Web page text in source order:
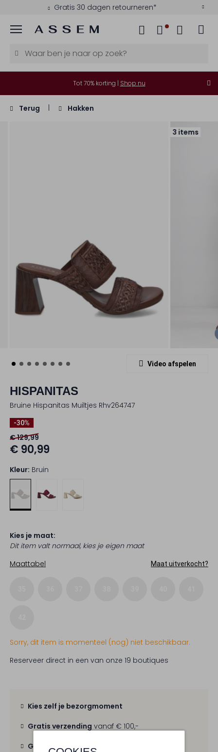
Gratis 30 dagen retourneren*
Menu
Tot 70% korting | Shop nu
Terug Hakken
3 items
Video afspelen
HISPANITAS
Bruine Hispanitas Muiltjes Rhv264747
-30%
€ 129,99
€ 90,99
Kleur: Bruin
Kies je maat:
Dit item valt normaal, kies je eigen maat
Maattabel
Maat uitverkocht?
Sorry, dit item is momenteel (nog) niet beschikbaar.
Reserveer direct in een van onze 19 boutiques
Kies zelf je bezorgmoment
Gratis verzending vanaf € 100,-
Gratis retour binnen 30 dagen